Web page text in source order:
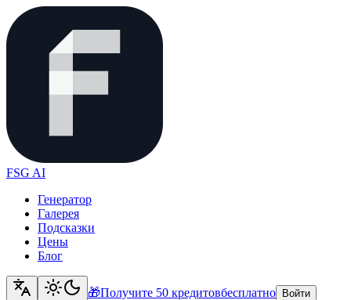
FSG AI
Генератор
Галерея
Подсказки
Цены
Блог
🎁Получите 50 кредитовбесплатно Войти